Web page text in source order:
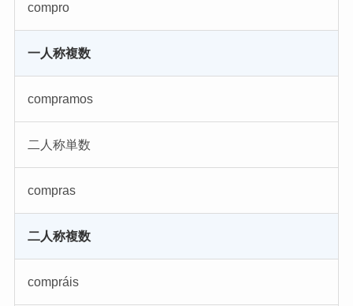
compro
一人称複数
compramos
二人称単数
compras
二人称複数
compráis